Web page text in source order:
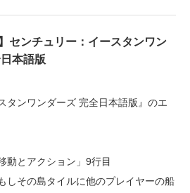
センチュリー：イースタンワン
本語版
タンワンダーズ 完全日本語版』のエ
動とアクション」9行目
しその島タイルに他のプレイヤーの船